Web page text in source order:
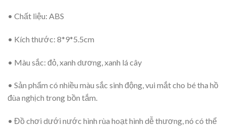
• Chất liệu: ABS
• Kích thước: 8*9*5.5cm
• Màu sắc: đỏ, xanh dương, xanh lá cây
• Sản phẩm có nhiều màu sắc sinh động, vui mắt cho bé tha hồ
đùa nghịch trong bồn tắm.
• Đồ chơi dưới nước hình rùa hoạt hình dễ thương, nó có thể